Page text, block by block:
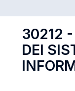
30212
DEI